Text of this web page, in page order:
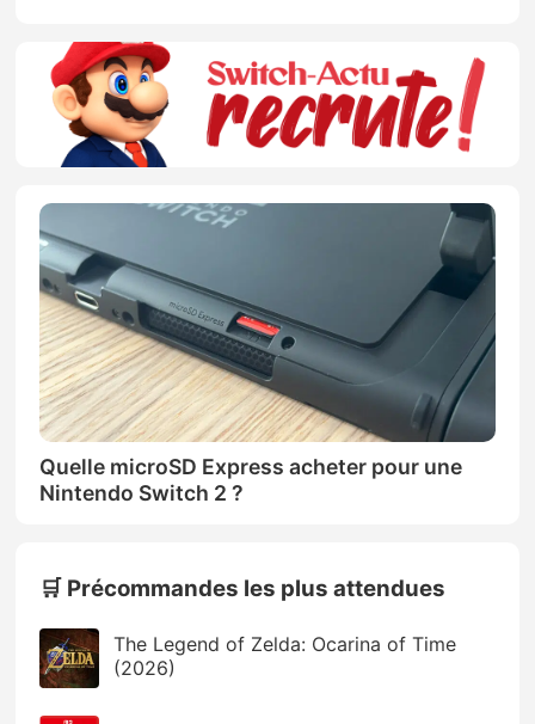
Quelle microSD Express acheter pour une
Nintendo Switch 2 ?
🛒 Précommandes les plus attendues
The Legend of Zelda: Ocarina of Time
(2026)